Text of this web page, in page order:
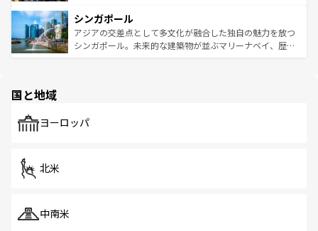
参照してほしい。
激する。気候は一年中温暖で、どの季節にも異なる楽しみ
が待っている。親しみやすいタイの人々、仏教を中心とし
た文化、そして多様な観光資源が、訪れる旅人を魅了し続
み、どこを訪れても感動するはず。観光スポットが密集し
ており、効率よく見どころを回れるのも魅力。息をのむよ
うな絶景から文化的な体験まで、香港を存分に楽しみ尽く
シンガポール
アジアの交差点として多文化が融合した独自の魅力を放つ
シンガポール。未来的な建築物が並ぶマリーナベイ、歴史
で、ホーカーズは地元の風情を楽しめる外せないスポット
国と地域
ヨーロッパ
北米
中南米